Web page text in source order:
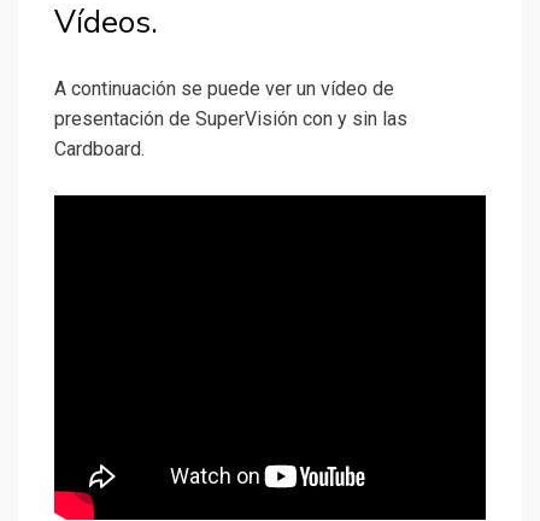
Vídeos.
A continuación se puede ver un vídeo de
presentación de SuperVisión con y sin las
Cardboard.